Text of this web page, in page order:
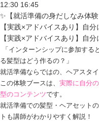
12:30 16:45
✨【就活準備の身だしなみ体験
【実践×アドバイスあり】自
【実践×アドバイスあり】自
「インターンシップに参加す
る髪型はどう作るの？」
就活準備ならではの、ヘアスタ
この体験ブースは、 実際に自分
型のコンテンツです。
就活準備での髪型・ヘアセット
トも講師がわかりやすく解説！